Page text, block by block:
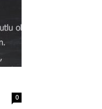
0